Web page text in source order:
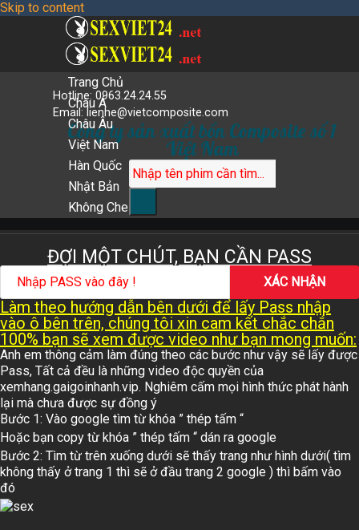
Skip to content
Hotline:0963.24.24.55
Email: lienhe@vietcomposite.com
Công ty sản xuất bồn Composite số 1
Việt Nam
Trang Chủ
Châu Á
Châu Âu
Việt Nam
Hàn Quốc
Nhật Bản
Không Che
ĐỢI MỘT CHÚT, BẠN CẦN PASS
Làm theo hướng dẫn bên dưới để lấy Pass nhập
vào ô bên trên, chúng tôi xin cam kết chắc chắn
100% bạn sẽ xem được video như bạn mong muốn:
Anh em thông cảm làm đúng theo các bước như vậy sẽ lấy được
Pass, Tất cả đều là những video độc quyền của
xemhang.gaigoinhanh.vip. Nghiêm cấm mọi hình thức phát hành
lại mà chưa được sự đồng ý
Bước 1: Vào google tìm từ khóa ” thép tấm “
Hoặc bạn copy từ khóa ” thép tấm “ dán ra google
Bước 2: Tìm từ trên xuống dưới sẽ thấy trang như hình dưới( tìm
không thấy ở trang 1 thì sẽ ở đầu trang 2 google ) thì bấm vào
đó